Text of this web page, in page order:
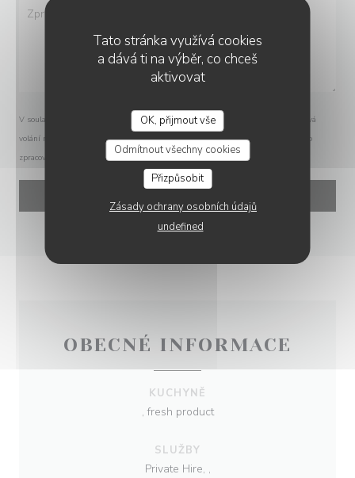
Tato stránka využívá cookies
a dává ti na výběr, co chceš
aktivovat
OK, přijmout vše
Odmítnout všechny cookies
Přizpůsobit
Zásady ochrany osobních údajů
undefined
V souladu se zákonem o ochraně spotřebitele máte právo odmítnout marketingová
volání registrací v Robinsonově seznamu:robinsonseznam.cz. Pro více informací o
zpracování vašich údajů si přečtěte našezásady ochrany osobních údajů
OBECNÉ INFORMACE
KUCHYNĚ
, fresh product
SLUŽBY
Private Hire, ,